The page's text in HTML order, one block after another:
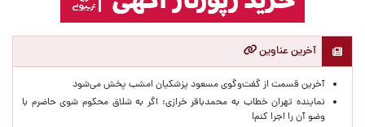
آخرین عناوین
آخرین قسمت از گفت‌وگوی مسعود پزشکیان امشب پخش می‌شود
نماینده تهران خطاب به محمدباقر خرازی: اگر به شلاق محکوم شوی حاضرم با
وضو آن را اجرا کنم!